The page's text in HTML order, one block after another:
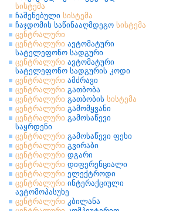
სისტემა
ჩაშენებული სისტემა
ჩაჯდომის საწინააღმდეგო სისტემა
ცენტრალური
ცენტრალური ავტომატური
სატელეფონო სადგური
ცენტრალური ავტომატური
სატელეფონო სადგურის კოდი
ცენტრალური ამძრავი
ცენტრალური გათბობა
ცენტრალური გათბობის სისტემა
ცენტრალური გამომყვანი
ცენტრალური გამოსაწევი
საყრდენი
ცენტრალური გამოსაწევი ფეხი
ცენტრალური გვირაბი
ცენტრალური დგარი
ცენტრალური დიფერენციალი
ცენტრალური ელექტროდი
ცენტრალური ინტერაქციული
ავტომოპასუხე
ცენტრალური კბილანა